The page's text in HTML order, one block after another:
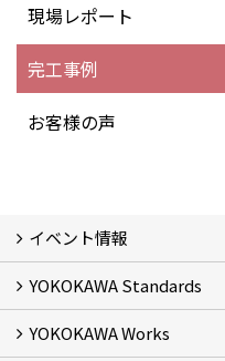
現場レポート
完工事例
お客様の声
イベント情報
イベント予告
イベント報告
YOKOKAWA Standards
基本理念 (2)
横川組の家造り
正しい耐震・制震の家
正しい断熱の家
S-grade
SS-grade
YOKOKAWA Works